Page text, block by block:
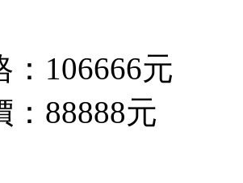
106666元
：88888元